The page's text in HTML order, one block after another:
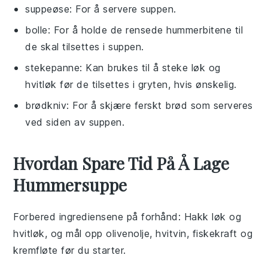
suppeøse: For å servere suppen.
bolle: For å holde de rensede hummerbitene til
de skal tilsettes i suppen.
stekepanne: Kan brukes til å steke løk og
hvitløk før de tilsettes i gryten, hvis ønskelig.
brødkniv: For å skjære ferskt brød som serveres
ved siden av suppen.
Hvordan Spare Tid På Å Lage
Hummersuppe
Forbered ingrediensene på forhånd : Hakk løk og
hvitløk, og mål oppolivenolje,hvitvin, fiskekraft og
kremfløte før du starter.